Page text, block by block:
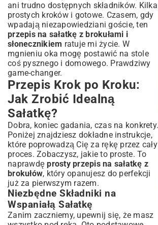
ani trudno dostępnych składników. Kilka
prostych kroków i gotowe. Czasem, gdy
wpadają niezapowiedziani goście, ten
przepis na sałatkę z brokułami i
słonecznikiem ratuje mi życie. W
mgnieniu oka mogę postawić na stole
coś pysznego i domowego. Prawdziwy
game-changer.
Przepis Krok po Kroku:
Jak Zrobić Idealną
Sałatkę?
Dobra, koniec gadania, czas na konkrety.
Poniżej znajdziesz dokładne instrukcje,
które poprowadzą Cię za rękę przez cały
proces. Zobaczysz, jakie to proste. To
naprawdęprosty przepis na sałatkę z
brokułów, który opanujesz do perfekcji
już za pierwszym razem.
Niezbędne Składniki na
Wspaniałą Sałatkę
Zanim zaczniemy, upewnij się, że masz